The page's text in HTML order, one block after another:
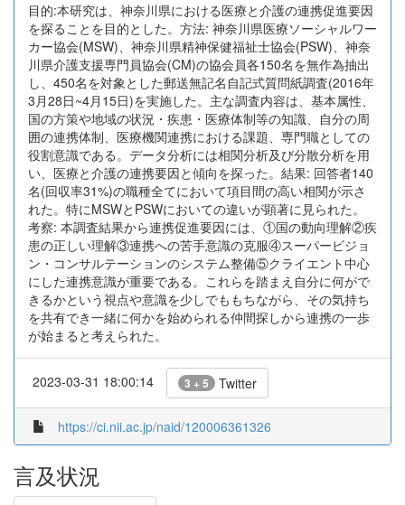
目的:本研究は、神奈川県における医療と介護の連携促進要因
を探ることを目的とした。方法: 神奈川県医療ソーシャルワー
カー協会(MSW)、神奈川県精神保健福祉士協会(PSW)、神奈
川県介護支援専門員協会(CM)の協会員各150名を無作為抽出
し、450名を対象とした郵送無記名自記式質問紙調査(2016年
3月28日~4月15日)を実施した。主な調査内容は、基本属性、
国の方策や地域の状況・疾患・医療体制等の知識、自分の周
囲の連携体制、医療機関連携における課題、専門職としての
役割意識である。データ分析には相関分析及び分散分析を用
い、医療と介護の連携要因と傾向を探った。結果: 回答者140
名(回収率31%)の職種全てにおいて項目間の高い相関が示さ
れた。特にMSWとPSWにおいての違いが顕著に見られた。
考察: 本調査結果から連携促進要因には、①国の動向理解②疾
患の正しい理解③連携への苦手意識の克服④スーパービジョ
ン・コンサルテーションのシステム整備⑤クライエント中心
にした連携意識が重要である。これらを踏まえ自分に何がで
きるかという視点や意識を少しでももちながら、その気持ち
を共有でき一緒に何かを始められる仲間探しから連携の一歩
が始まると考えられた。
2023-03-31 18:00:14 3 + 5 Twitter
https://ci.nii.ac.jp/naid/120006361326
言及状況